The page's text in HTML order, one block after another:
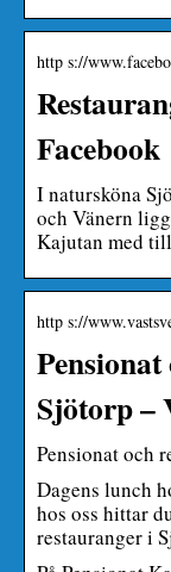
http s://
Facebook
I natursköna
och Vänern
Kajutan med
http s://
Sjötorp –
Pensionat och
Dagens lunch
hos oss hittar
restauranger i